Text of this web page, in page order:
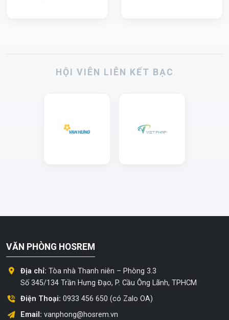
HỘI VIÊN LIÊN KẾT BẠC
VĂN PHÒNG HOSREM
Địa chỉ: Tòa nhà Thanh niên – Phòng 3.3
Số 345/134 Trần Hưng Đạo, P. Cầu Ông Lãnh, TPHCM
Điện Thoại: 0933 456 650 (có Zalo OA)
Email: vanphong@hosrem.vn